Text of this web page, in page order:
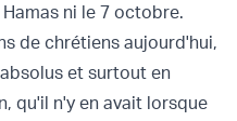
ni le 7 octobre.
de chrétiens aujourd'hui,
et surtout en
qu'il n'y en avait lorsque